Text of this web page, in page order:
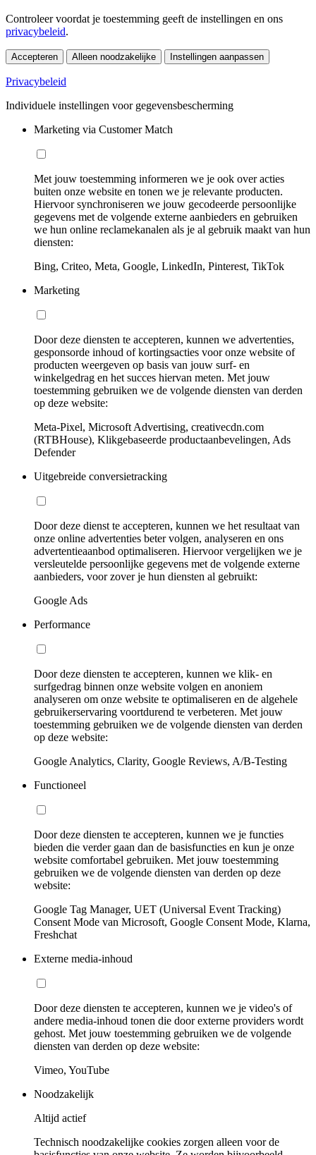
Controleer voordat je toestemming geeft de instellingen en ons
privacybeleid.
Accepteren Alleen noodzakelijke Instellingen aanpassen
Privacybeleid
Individuele instellingen voor gegevensbescherming
Marketing via Customer Match
Met jouw toestemming informeren we je ook over acties
buiten onze website en tonen we je relevante producten.
Hiervoor synchroniseren we jouw gecodeerde persoonlijke
gegevens met de volgende externe aanbieders en gebruiken
we hun online reclamekanalen als je al gebruik maakt van hun
diensten:
Bing, Criteo, Meta, Google, LinkedIn, Pinterest, TikTok
Marketing
Door deze diensten te accepteren, kunnen we advertenties,
gesponsorde inhoud of kortingsacties voor onze website of
producten weergeven op basis van jouw surf- en
winkelgedrag en het succes hiervan meten. Met jouw
toestemming gebruiken we de volgende diensten van derden
op deze website:
Meta-Pixel, Microsoft Advertising, creativecdn.com
(RTBHouse), Klikgebaseerde productaanbevelingen, Ads
Defender
Uitgebreide conversietracking
Door deze dienst te accepteren, kunnen we het resultaat van
onze online advertenties beter volgen, analyseren en ons
advertentieaanbod optimaliseren. Hiervoor vergelijken we je
versleutelde persoonlijke gegevens met de volgende externe
aanbieders, voor zover je hun diensten al gebruikt:
Google Ads
Performance
Door deze diensten te accepteren, kunnen we klik- en
surfgedrag binnen onze website volgen en anoniem
analyseren om onze website te optimaliseren en de algehele
gebruikerservaring voortdurend te verbeteren. Met jouw
toestemming gebruiken we de volgende diensten van derden
op deze website:
Google Analytics, Clarity, Google Reviews, A/B-Testing
Functioneel
Door deze diensten te accepteren, kunnen we je functies
bieden die verder gaan dan de basisfuncties en kun je onze
website comfortabel gebruiken. Met jouw toestemming
gebruiken we de volgende diensten van derden op deze
website:
Google Tag Manager, UET (Universal Event Tracking)
Consent Mode van Microsoft, Google Consent Mode, Klarna,
Freshchat
Externe media-inhoud
Door deze diensten te accepteren, kunnen we je video's of
andere media-inhoud tonen die door externe providers wordt
gehost. Met jouw toestemming gebruiken we de volgende
diensten van derden op deze website:
Vimeo, YouTube
Noodzakelijk
Altijd actief
Technisch noodzakelijke cookies zorgen alleen voor de